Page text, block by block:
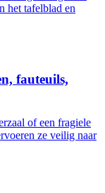
het tafelblad en
fauteuils,
of een fragiele
ze veilig naar